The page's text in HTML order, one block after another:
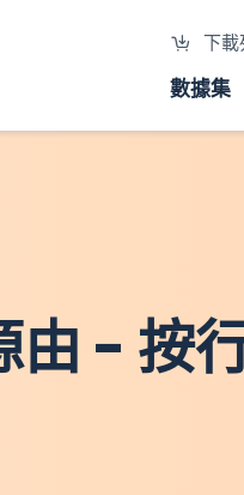
下載
數據集
- 按